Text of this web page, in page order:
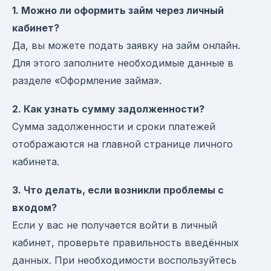
1. Можно ли оформить займ через личный
кабинет?
Да, вы можете подать заявку на займ онлайн.
Для этого заполните необходимые данные в
разделе «Оформление займа».
2. Как узнать сумму задолженности?
Сумма задолженности и сроки платежей
отображаются на главной странице личного
кабинета.
3. Что делать, если возникли проблемы с
входом?
Если у вас не получается войти в личный
кабинет, проверьте правильность введённых
данных. При необходимости воспользуйтесь